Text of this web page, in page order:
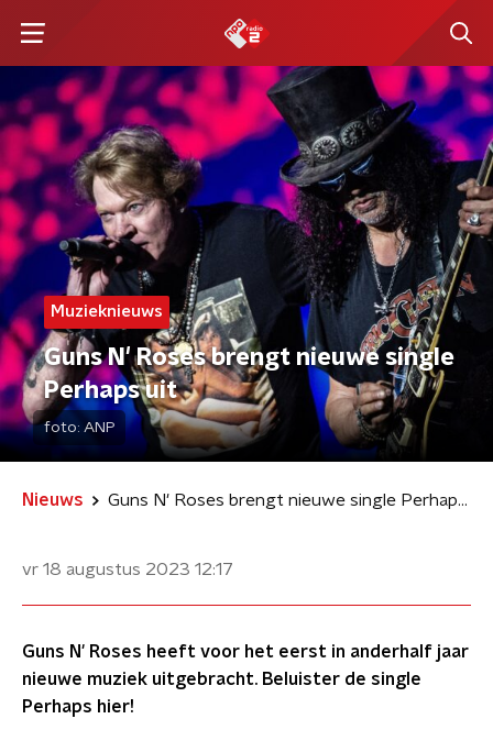
Muzieknieuws
Guns N' Roses brengt nieuwe single
Perhaps uit
foto: ANP
Nieuws Guns N' Roses brengt nieuwe single Perhaps uit
vr 18 augustus 2023 12:17
Guns N' Roses heeft voor het eerst in anderhalf jaar
nieuwe muziek uitgebracht. Beluister de single
Perhaps hier!